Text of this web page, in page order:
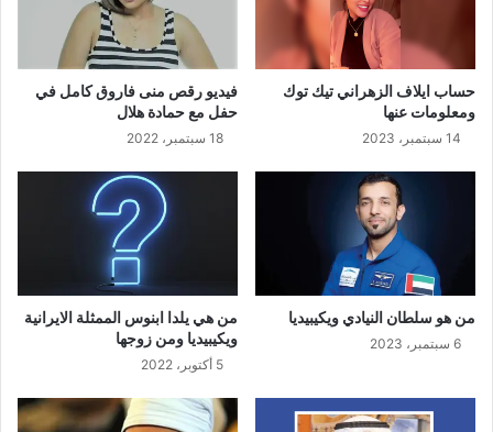
حساب ايلاف الزهراني تيك توك
ومعلومات عنها
14 سبتمبر، 2023
فيديو رقص منى فاروق كامل في
حفل مع حمادة هلال
18 سبتمبر، 2022
من هو سلطان النيادي ويكيبيديا
6 سبتمبر، 2023
من هي يلدا ابنوس الممثلة الايرانية
ويكيبيديا ومن زوجها
5 أكتوبر، 2022